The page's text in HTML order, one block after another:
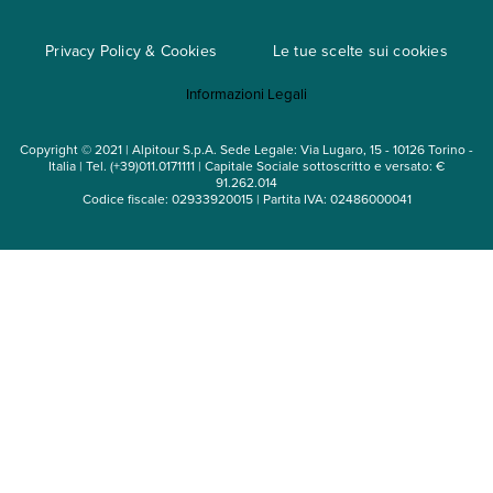
Mappa del sito
Privacy Policy & Cookies Le tue scelte sui cookies
Informazioni Legali
Copyright © 2021 | Alpitour S.p.A. Sede Legale: Via Lugaro, 15 - 10126 Torino -
Italia | Tel. (+39)011.0171111 | Capitale Sociale sottoscritto e versato: €
91.262.014
Codice fiscale: 02933920015 | Partita IVA: 02486000041